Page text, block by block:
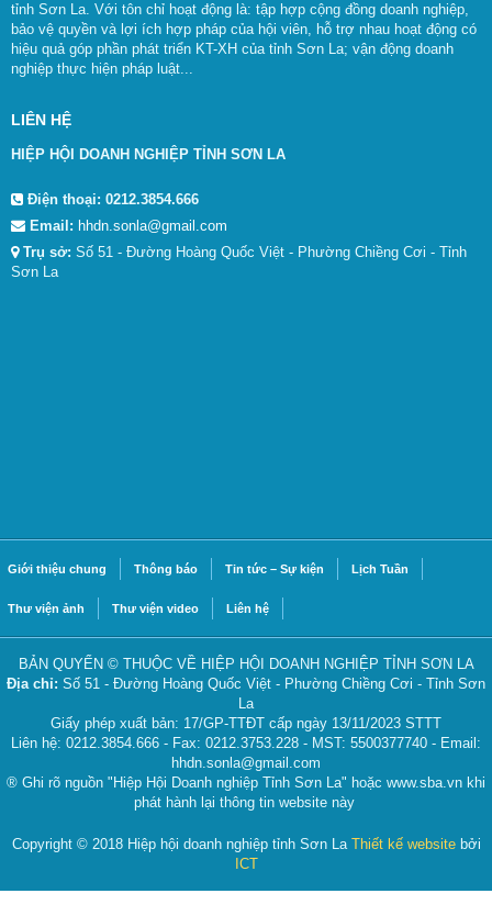
tỉnh Sơn La. Với tôn chỉ hoạt động là: tập hợp cộng đồng doanh nghiệp,
bảo vệ quyền và lợi ích hợp pháp của hội viên, hỗ trợ nhau hoạt động có
hiệu quả góp phần phát triển KT-XH của tỉnh Sơn La; vận động doanh
nghiệp thực hiện pháp luật...
LIÊN HỆ
HIỆP HỘI DOANH NGHIỆP TỈNH SƠN LA
Điện thoại: 0212.3854.666
Email: hhdn.sonla@gmail.com
Trụ sở: Số 51 - Đường Hoàng Quốc Việt - Phường Chiềng Cơi - Tỉnh
Sơn La
Giới thiệu chung Thông báo Tin tức – Sự kiện Lịch Tuần
Thư viện ảnh Thư viện video Liên hệ
BẢN QUYỂN © THUỘC VỀ HIỆP HỘI DOANH NGHIỆP TỈNH SƠN LA
Địa chỉ: Số 51 - Đường Hoàng Quốc Việt - Phường Chiềng Cơi - Tỉnh Sơn
La
Giấy phép xuất bản: 17/GP-TTĐT cấp ngày 13/11/2023 STTT
Liên hệ: 0212.3854.666 - Fax: 0212.3753.228 - MST: 5500377740 - Email:
hhdn.sonla@gmail.com
® Ghi rõ nguồn "Hiệp Hội Doanh nghiệp Tỉnh Sơn La" hoặc www.sba.vn khi
phát hành lại thông tin website này
Copyright © 2018 Hiệp hội doanh nghiệp tỉnh Sơn La Thiết kế websitebởi
ICT